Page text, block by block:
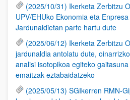
(2025/10/31) Ikerketa Zerbitzu
UPV/EHUko Ekonomia eta
Jardunaldietan parte hartu dute
(2025/06/12) Ikerketa Zerbitzu
jardunaldia antolatu dute,
analisi isotopikoa egiteko
emaitzak eztabaidatzeko
(2025/05/13) SGIkerren RMN-